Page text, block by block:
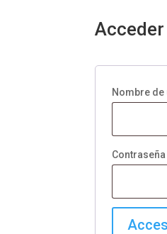
Acceder
Nombre